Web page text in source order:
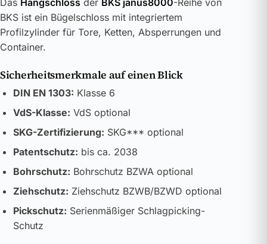
BKS ist ein Bügelschloss mit integriertem
Profilzylinder für Tore, Ketten, Absperrungen und
Container.
Sicherheitsmerkmale auf einen Blick
DIN EN 1303: Klasse 6
VdS-Klasse: VdS optional
SKG-Zertifizierung: SKG*** optional
Patentschutz: bis ca. 2038
Bohrschutz: Bohrschutz BZWA optional
Ziehschutz: Ziehschutz BZWB/BZWD optional
Pickschutz: Serienmäßiger Schlagpicking-
Schutz